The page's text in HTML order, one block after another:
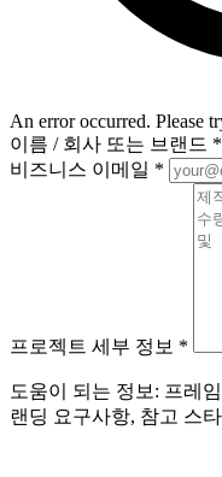
An error occurred. Please
이름 / 회사 또는 브랜드 *
비즈니스 이메일 *
프로젝트 세부 정보 *
도움이 되는 정보: 프레
랜딩 요구사항, 참고 스